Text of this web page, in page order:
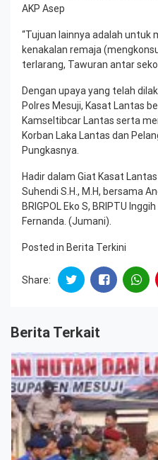
AKP Asep
“Tujuan lainnya adalah untuk
kenakalan remaja
terlarang, Tawuran antar
Dengan upaya yang telah
Polres Mesuji, Kasat Lantas
Kamseltibcar Lantas serta
Korban Laka Lantas dan
Pungkasnya.
Hadir dalam Giat Kasat
Suhendi S.H., M.H, bersama
BRIGPOL Eko S, BRIPTU
Fernanda. (Jumani).
Posted in Berita Terkini
Share:
Berita Terkait